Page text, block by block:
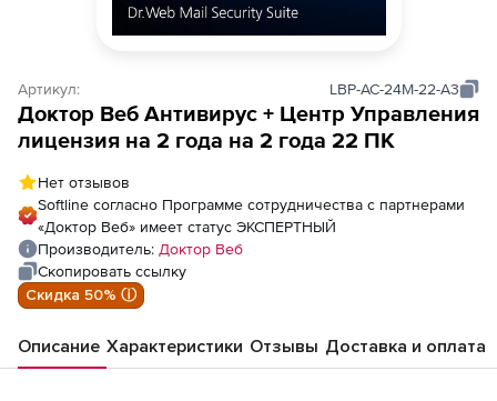
Артикул: LBP-AC-24M-22-A3
Доктор Веб Антивирус + Центр Управления
лицензия на 2 года на 2 года 22 ПК
Нет отзывов
Softline согласно Программе сотрудничества с партнерами
«Доктор Веб» имеет статус ЭКСПЕРТНЫЙ
Производитель: Доктор Веб
Скопировать ссылку
Скидка 50% ⓘ
Описание Характеристики Отзывы Доставка и оплата